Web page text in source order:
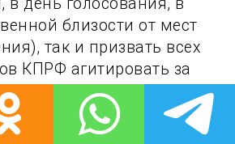
близости от мест
так и призвать всех
КПРФ агитировать за
всенародного
голосования.